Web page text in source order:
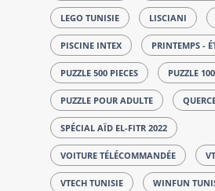
LEGO TUNISIE LISCIANI
PISCINE INTEX PRINTEMPS -
PUZZLE 500 PIECES PUZZLE
PUZZLE POUR ADULTE
SPÉCIAL AÏD EL-FITR 2022
VOITURE TÉLÉCOMMANDÉE
VTECH TUNISIE WINFUN